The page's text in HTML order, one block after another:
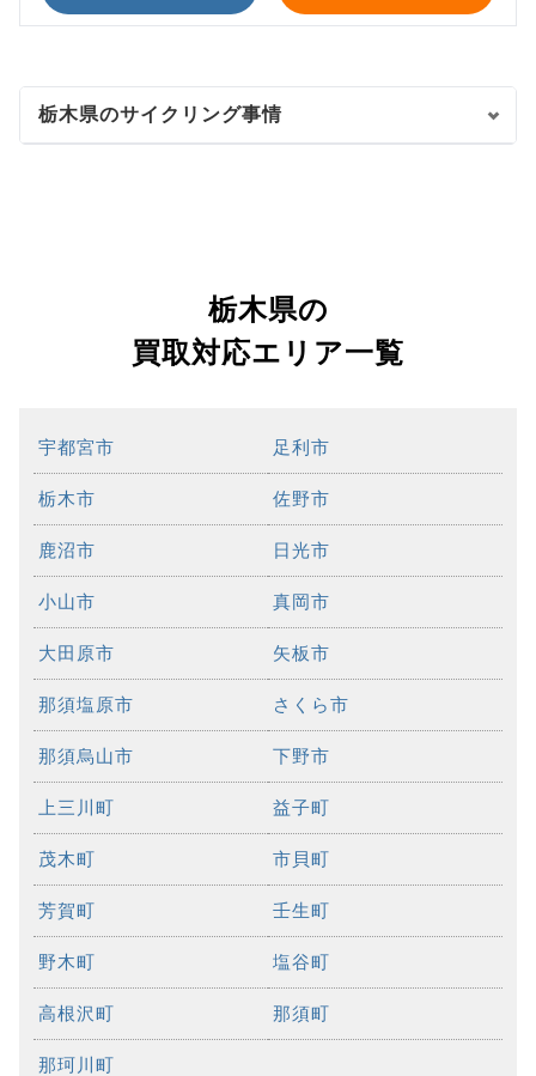
栃木県のサイクリング事情
栃木県の
買取対応エリア一覧
宇都宮市 足利市
栃木市 佐野市
鹿沼市 日光市
小山市 真岡市
大田原市 矢板市
那須塩原市 さくら市
那須烏山市 下野市
上三川町 益子町
茂木町 市貝町
芳賀町 壬生町
野木町 塩谷町
高根沢町 那須町
那珂川町